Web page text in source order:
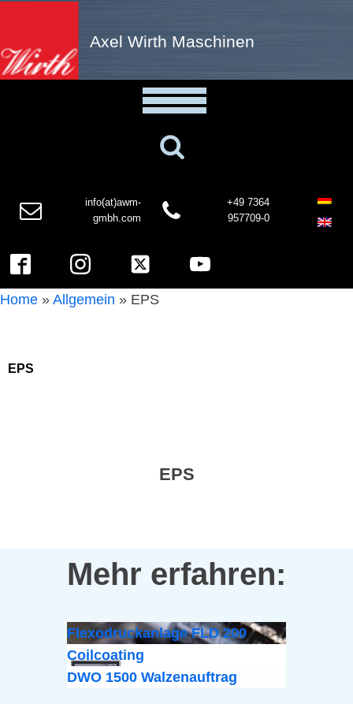
Axel Wirth Maschinen
info(at)awm-
gmbh.com
+49 7364
957709-0
Home » Allgemein » EPS
EPS
EPS
Mehr erfahren:
Flexodruckanlage FLD 200
Coilcoating
DWO 1500 Walzenauftrag